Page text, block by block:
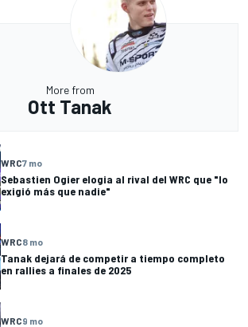
More from
Ott Tanak
WRC7 mo
Sebastien Ogier elogia al rival del WRC que "lo
exigió más que nadie"
WRC8 mo
Tanak dejará de competir a tiempo completo
en rallies a finales de 2025
WRC9 mo